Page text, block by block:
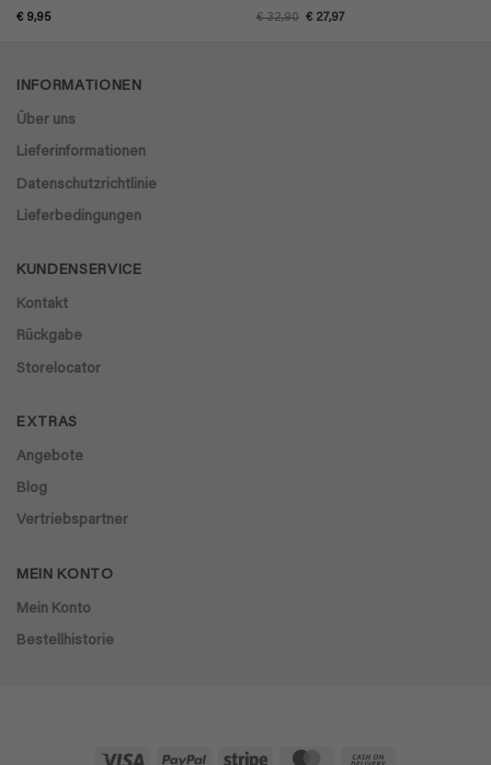
Bewertet
€9,95
Bewertet
€32,90 Ursprünglicher
€ 27,97Aktueller
INFORMATIONEN
Über uns
Lieferinformationen
Datenschutzrichtlinie
Lieferbedingungen
KUNDENSERVICE
Kontakt
Rückgabe
Storelocator
EXTRAS
Angebote
Blog
Vertriebspartner
MEIN KONTO
Mein Konto
Bestellhistorie
Visa PayPal Stripe MasterCard